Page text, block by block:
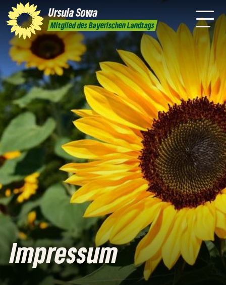
UrsulaSowa
Mitglied des Bayerischen Landtags
Newsletter Transparenz
mich Sprache
Impressum